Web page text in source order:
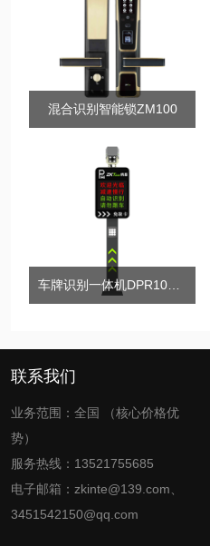
混合识别智能锁ZM100
联系我们
业务范围：全国 （核心价格优
势）
服务热线：13521755685
电子邮箱：zkinte@139.com、
3451542150@qq.com